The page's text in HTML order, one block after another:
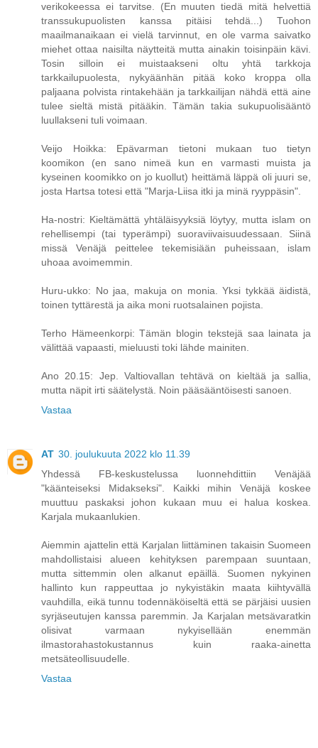
verikokeessa ei tarvitse. (En muuten tiedä mitä helvettiä
transsukupuolisten kanssa pitäisi tehdä...) Tuohon
maailmanaikaan ei vielä tarvinnut, en ole varma saivatko
miehet ottaa naisilta näytteitä mutta ainakin toisinpäin kävi.
Tosin silloin ei muistaakseni oltu yhtä tarkkoja
tarkkailupuolesta, nykyäänhän pitää koko kroppa olla
paljaana polvista rintakehään ja tarkkailijan nähdä että aine
tulee sieltä mistä pitääkin. Tämän takia sukupuolisääntö
luullakseni tuli voimaan.
Veijo Hoikka: Epävarman tietoni mukaan tuo tietyn
koomikon (en sano nimeä kun en varmasti muista ja
kyseinen koomikko on jo kuollut) heittämä läppä oli juuri se,
josta Hartsa totesi että "Marja-Liisa itki ja minä ryyppäsin".
Ha-nostri: Kieltämättä yhtäläisyyksiä löytyy, mutta islam on
rehellisempi (tai typerämpi) suoraviivaisuudessaan. Siinä
missä Venäjä peittelee tekemisiään puheissaan, islam
uhoaa avoimemmin.
Huru-ukko: No jaa, makuja on monia. Yksi tykkää äidistä,
toinen tyttärestä ja aika moni ruotsalainen pojista.
Terho Hämeenkorpi: Tämän blogin tekstejä saa lainata ja
välittää vapaasti, mieluusti toki lähde mainiten.
Ano 20.15: Jep. Valtiovallan tehtävä on kieltää ja sallia,
mutta näpit irti säätelystä. Noin pääsääntöisesti sanoen.
Vastaa
AT 30. joulukuuta 2022 klo 11.39
Yhdessä FB-keskustelussa luonnehdittiin Venäjää
"käänteiseksi Midakseksi". Kaikki mihin Venäjä koskee
muuttuu paskaksi johon kukaan muu ei halua koskea.
Karjala mukaanlukien.
Aiemmin ajattelin että Karjalan liittäminen takaisin Suomeen
mahdollistaisi alueen kehityksen parempaan suuntaan,
mutta sittemmin olen alkanut epäillä. Suomen nykyinen
hallinto kun rappeuttaa jo nykyistäkin maata kiihtyvällä
vauhdilla, eikä tunnu todennäköiseltä että se pärjäisi uusien
syrjäseutujen kanssa paremmin. Ja Karjalan metsävaratkin
olisivat varmaan nykyisellään enemmän
ilmastorahastokustannus kuin raaka-ainetta
metsäteollisuudelle.
Vastaa